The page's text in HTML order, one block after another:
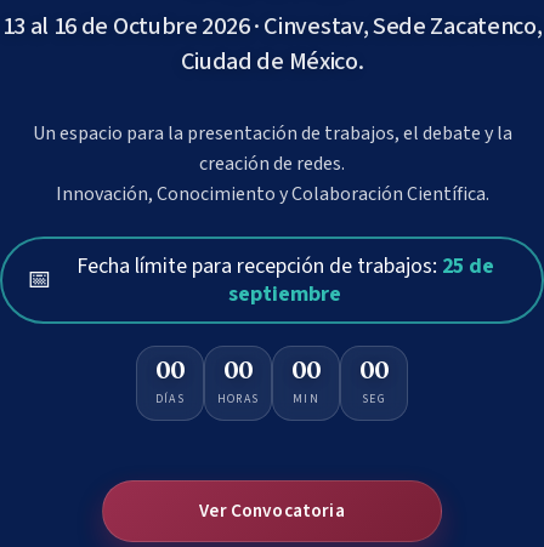
13 al 16 de Octubre 2026 · Cinvestav, Sede Zacatenco,
Ciudad de México.
Un espacio para la presentación de trabajos, el debate y la
creación de redes.
Innovación, Conocimiento y Colaboración Científica.
📅 Fecha límite para recepción de trabajos: 25 de
septiembre
00
DÍAS
00
HORAS
00
MIN
00
SEG
Ver Convocatoria